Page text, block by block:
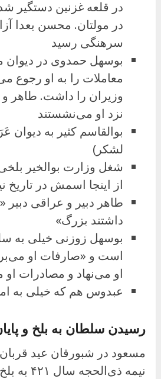
در قلعه غزنین
در مولتان. محسن بعدا
سرهنگی رسید
بوسهل حمدوی در
معاملات را به او رجوع
وزیران را داشت. طاهر و
نزد او می‌نشستند
بوالقاسم کثیر به
لشکر)
شغل وزارت بوالخیر
از اینجا اسمش در تاریخ
طاهر دبیر و عراقی دبیر
داشتند بزرگ»
بوسهل زوزنی خیلی به
است و «صارفات او
او می‌نهاد و مصادرات
عبدوس هم که خیلی به
رسیدن سلطان به بلخ و
مسعود در شبورقان عید
نیمه